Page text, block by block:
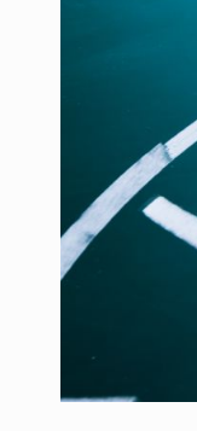
INTERVIURI
INTERVIURI
STIRI